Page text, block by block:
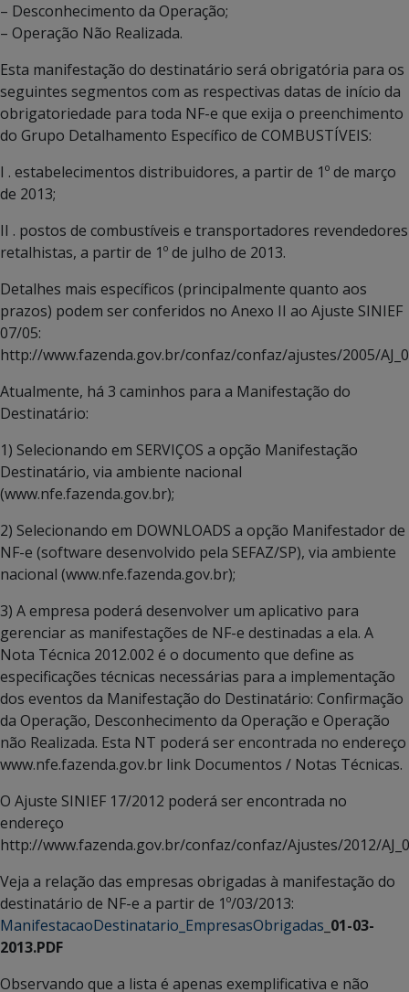
– Desconhecimento da Operação;
– Operação Não Realizada.
Esta manifestação do destinatário será obrigatória para os
seguintes segmentos com as respectivas datas de início da
obrigatoriedade para toda NF-e que exija o preenchimento
do Grupo Detalhamento Específico de COMBUSTÍVEIS:
I . estabelecimentos distribuidores, a partir de 1º de março
de 2013;
II . postos de combustíveis e transportadores revendedores
retalhistas, a partir de 1º de julho de 2013.
Detalhes mais específicos (principalmente quanto aos
prazos) podem ser conferidos no Anexo II ao Ajuste SINIEF
07/05:
http://www.fazenda.gov.br/confaz/confaz/ajustes/2005/
Atualmente, há 3 caminhos para a Manifestação do
Destinatário:
1) Selecionando em SERVIÇOS a opção Manifestação
Destinatário, via ambiente nacional
(www.nfe.fazenda.gov.br);
2) Selecionando em DOWNLOADS a opção Manifestador de
NF-e (software desenvolvido pela SEFAZ/SP), via ambiente
nacional (www.nfe.fazenda.gov.br);
3) A empresa poderá desenvolver um aplicativo para
gerenciar as manifestações de NF-e destinadas a ela. A
Nota Técnica 2012.002 é o documento que define as
especificações técnicas necessárias para a implementação
dos eventos da Manifestação do Destinatário: Confirmação
da Operação, Desconhecimento da Operação e Operação
não Realizada. Esta NT poderá ser encontrada no endereço
www.nfe.fazenda.gov.br link Documentos / Notas Técnicas.
O Ajuste SINIEF 17/2012 poderá ser encontrada no
endereço
http://www.fazenda.gov.br/confaz/confaz/Ajustes/2012/
Veja a relação das empresas obrigadas à manifestação do
destinatário de NF-e a partir de 1º/03/2013:
ManifestacaoDestinatario_EmpresasObrigadas _01-03-
2013.PDF
Observando que a lista é apenas exemplificativa e não